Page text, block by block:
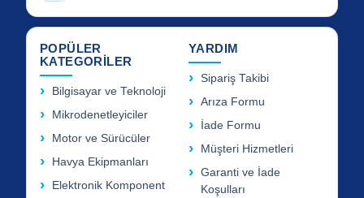
POPÜLER
KATEGORİLER
Bilgisayar ve Teknoloji
Mikrodenetleyiciler
Motor ve Sürücüler
Havya Ekipmanları
Elektronik Komponent
YARDIM
Sipariş Takibi
Arıza Formu
İade Formu
Müşteri Hizmetleri
Garanti ve İade
Koşulları